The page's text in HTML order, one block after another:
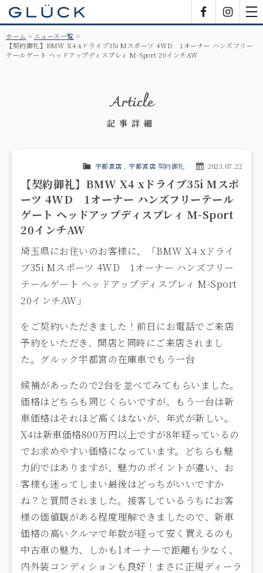
ホーム
ニュース一覧
【契約御礼】BMW X4 xドライブ35i Mスポーツ 4WD 1オーナー ハンズフリー
テールゲート ヘッドアップディスプレィ M-Sport 20インチAW
Article
記事詳細
2023.07.22
宇都宮店 宇都宮店 契約御礼
【契約御礼】BMW X4 xドライブ35i Mスポ
ーツ 4WD 1オーナー ハンズフリーテール
ゲート ヘッドアップディスプレィ M-Sport
20インチAW
埼玉県にお住いのお客様に、「BMW X4 xドライ
ブ35i Mスポーツ 4WD 1オーナー ハンズフリー
テールゲート ヘッドアップディスプレィ M-Sport
20インチAW 」
をご契約いただきました！前日にお電話でご来店
予約をいただき、開店と同時にご来店されまし
た。グルック宇都宮の在庫車でもう一台
候補があったので2台を並べてみてもらいました。
価格はどちらも同じくらいですが、もう一台は新
車価格はそれほど高くはないが、年式が新しい。
X4は新車価格800万円以上ですが8年経っているの
でお求めやすい価格になっています。どちらも魅
力的ではありますが、魅力のポイントが違い、お
客様も迷ってしまい最後はどっちがいいですか
ね？と質問されました。接客しているうちにお客
様の価値観がある程度理解できましたので、新車
価格の高いクルマで年数が経って安く買えるのも
中古車の魅力、しかも1オーナーで距離も少なく、
内外装コンディションも良好！まさに正規ディーラ